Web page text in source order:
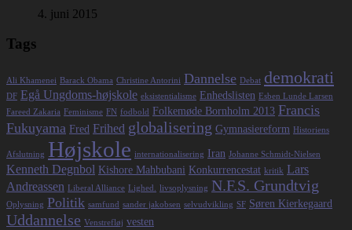
4. juni 2015
Tags
Ali Khamenei Barack Obama Christine Antorini Dannelse Debat demokrati
DF Egå Ungdoms-højskole eksistentialisme Enhedslisten Esben Lunde Larsen
Fareed Zakaria Feminisme FN fodbold Folkemøde Bornholm 2013 Francis
Fukuyama Fred Frihed globalisering Gymnasiereform Historiens
Afslutning Højskole internationalisering Iran Johanne Schmidt-Nielsen
Kenneth Degnbol Kishore Mahbubani Konkurrencestat kritik Lars
Andreassen Liberal Alliance Lighed. livsoplysning N.F.S. Grundtvig
Oplysning Politik samfund sander jakobsen selvudvikling SF Søren Kierkegaard
Uddannelse Venstrefløj vesten